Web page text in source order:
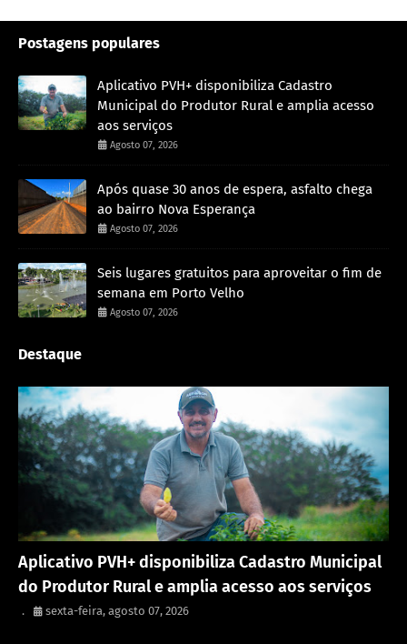
Postagens populares
Aplicativo PVH+ disponibiliza Cadastro
Municipal do Produtor Rural e amplia acesso
aos serviços
Agosto 07, 2026
Após quase 30 anos de espera, asfalto chega
ao bairro Nova Esperança
Agosto 07, 2026
Seis lugares gratuitos para aproveitar o fim de
semana em Porto Velho
Agosto 07, 2026
Destaque
Aplicativo PVH+ disponibiliza Cadastro Municipal
do Produtor Rural e amplia acesso aos serviços
. sexta-feira, agosto 07, 2026